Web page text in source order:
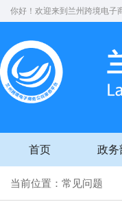
你好！欢迎来到兰州跨境电子
首页 政务
当前位置：常见问题